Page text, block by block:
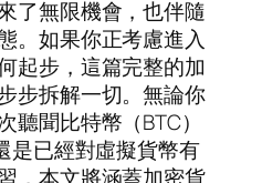
了無限機會，也伴隨
。如果你正考慮進入
起步，這篇完整的加
步拆解一切。無論你
聽聞比特幣（BTC）
是已經對虛擬貨幣有